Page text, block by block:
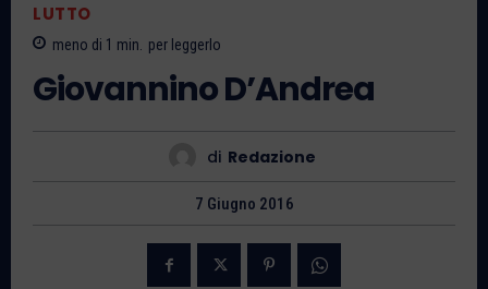
LUTTO
meno di 1 min. per leggerlo
Giovannino D’Andrea
di Redazione
7 Giugno 2016